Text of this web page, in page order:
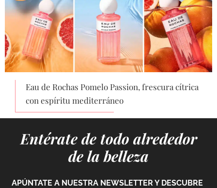
Eau de Rochas Pomelo Passion, frescura cítrica
con espíritu mediterráneo
Entérate de todo alrededor
de la belleza
APÚNTATE A NUESTRA NEWSLETTER Y DESCUBRE